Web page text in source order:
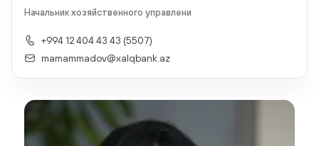
Начальник хозяйственного управлени
+994 12 404 43 43 (5507)
mamammadov@xalqbank.az